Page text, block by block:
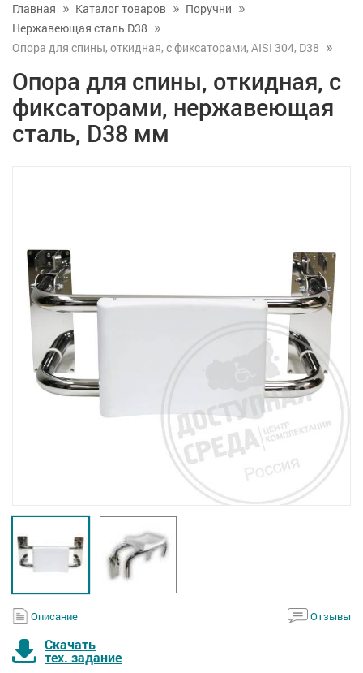
Главная Каталог товаров
Поручни
Нержавеющая сталь D38
Опора для спины, откидная, с фиксаторами, AISI 304, D38
Опора для спины, откидная, с
фиксаторами, нержавеющая
сталь, D38 мм
Описание Отзывы
Скачать
тех. задание